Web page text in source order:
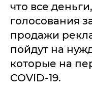
что все
голосования
продажи
пойдут на
которые на
COVID-19.